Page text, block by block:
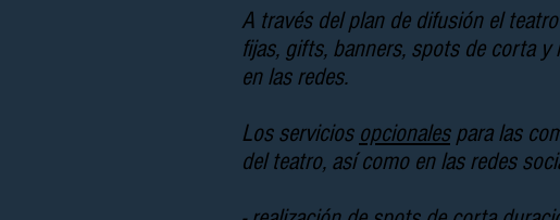
A través del plan de difusión el
fijas, gifts, banners, spots de corta
en las redes.
Los servicios opcionalespara las
del teatro, así como en las redes